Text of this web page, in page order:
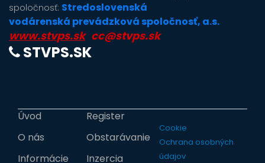
spoločnosť: Stredoslovenská
vodárenská prevádzková spoločnosť, a.s.
www.stvps.sk cc@stvps.sk
STVPS.SK
Úvod
O nás
Informácie
Register
Obstarávanie
Inzercia
Cookie
Ochrana osobných
údajov